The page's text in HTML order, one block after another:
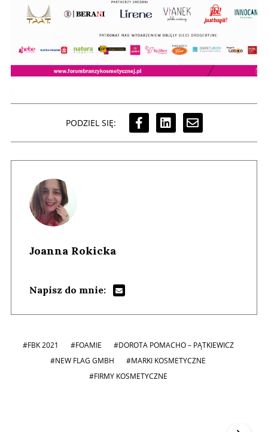
PODZIEL SIĘ:
Joanna Rokicka
Napisz do mnie:
#FBK 2021 #FOAMIE
#DOROTA POMACHO – PĄTKIEWICZ
#NEW FLAG GMBH
#MARKI KOSMETYCZNE
#FIRMY KOSMETYCZNE